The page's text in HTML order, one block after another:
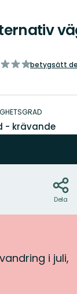
betygsätt
- krävande
Dela
i juli,